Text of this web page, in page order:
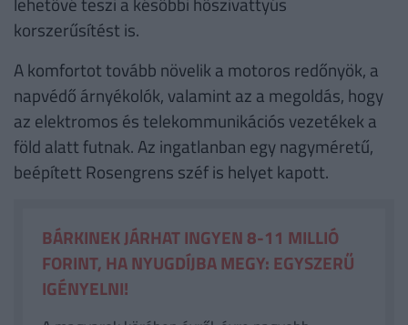
korszerűsítést is.
A komfortot tovább növelik a motoros redőnyök, a
napvédő árnyékolók, valamint az a megoldás, hogy
az elektromos és telekommunikációs vezetékek a
föld alatt futnak. Az ingatlanban egy nagyméretű,
beépített Rosengrens széf is helyet kapott.
BÁRKINEK JÁRHAT INGYEN 8-11 MILLIÓ
FORINT, HA NYUGDÍJBA MEGY: EGYSZERŰ
IGÉNYELNI!